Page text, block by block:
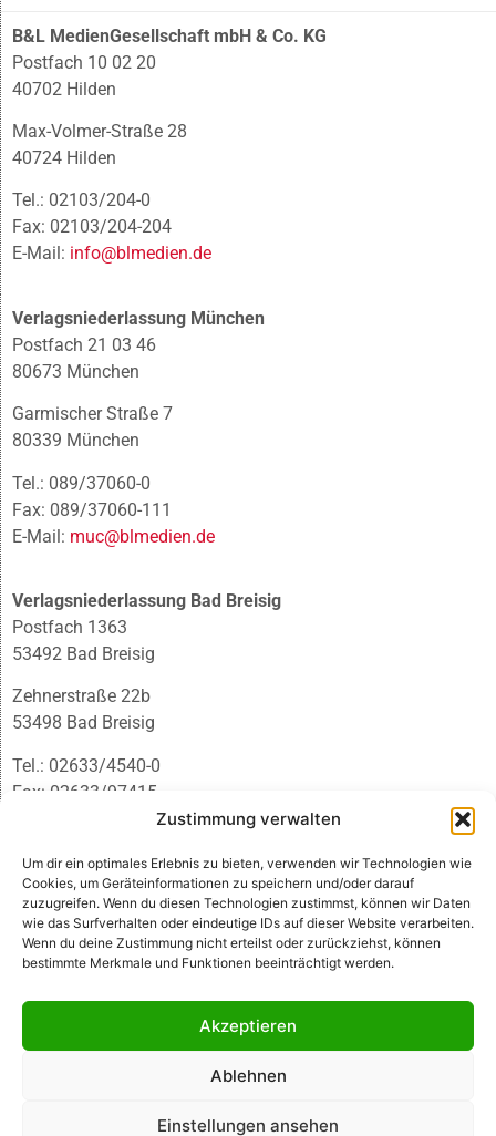
Zustimmung verwalten
Um dir ein optimales Erlebnis zu bieten, verwenden wir Technologien wie
Cookies, um Geräteinformationen zu speichern und/oder darauf
zuzugreifen. Wenn du diesen Technologien zustimmst, können wir Daten
wie das Surfverhalten oder eindeutige IDs auf dieser Website verarbeiten.
Wenn du deine Zustimmung nicht erteilst oder zurückziehst, können
bestimmte Merkmale und Funktionen beeinträchtigt werden.
Akzeptieren
Ablehnen
Einstellungen ansehen
B&L MedienGesellschaft mbH & Co. KG
Postfach 10 02 20
40702 Hilden
Max-Volmer-Straße 28
40724 Hilden
Tel.: 02103/204-0
Fax: 02103/204-204
E-Mail: info@blmedien.de
Verlagsniederlassung München
Postfach 21 03 46
80673 München
Garmischer Straße 7
80339 München
Tel.: 089/37060-0
Fax: 089/37060-111
E-Mail: muc@blmedien.de
Verlagsniederlassung Bad Breisig
Postfach 1363
53492 Bad Breisig
Zehnerstraße 22b
53498 Bad Breisig
Tel.: 02633/4540-0
Fax: 02633/97415
infobb@blmedien.de